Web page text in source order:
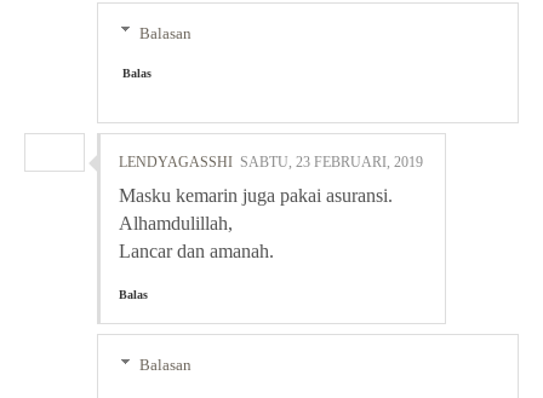
Balasan
Balas
LENDYAGASSHI SABTU, 23 FEBRUARI, 2019
Masku kemarin juga pakai asuransi.
Alhamdulillah,
Lancar dan amanah.
Balas
Balasan